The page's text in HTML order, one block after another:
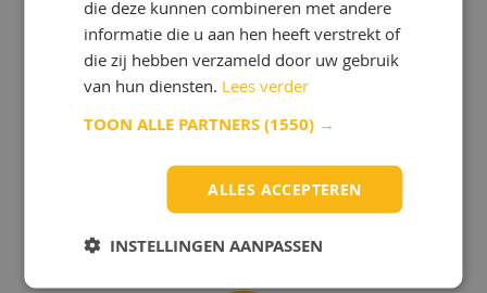
GEDETAILLEERD
ADVIES
Onze experts helpen u bij het kiezen
van de beste producten, zodat u het
maximale uit uw voertuig of machine
die deze kunnen combineren met andere
informatie die u aan hen heeft verstrekt of
die zij hebben verzameld door uw gebruik
van hun diensten. Lees verder
TOON ALLE PARTNERS(1550) →
ALLES ACCEPTEREN
INSTELLINGEN AANPASSEN